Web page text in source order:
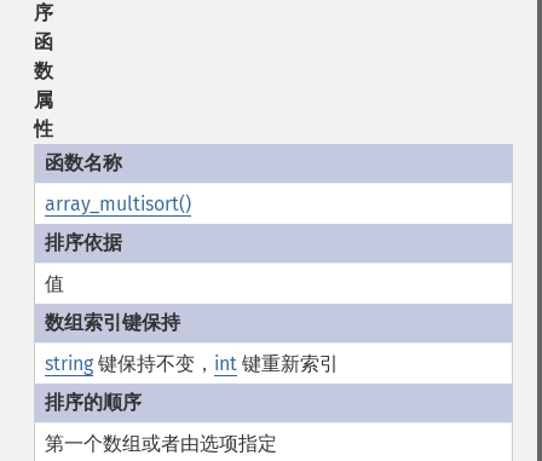
序
函
数
属
性
array_multisort()
值
string键保持不变， int键重新索引
第一个数组或者由选项指定